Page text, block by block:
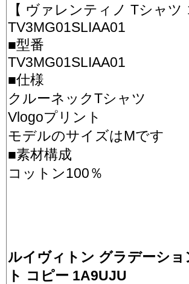
【 ヴァレンティノ Tシャ
TV3MG01SLIAA01
■型番
TV3MG01SLIAA01
■仕様
クルーネックTシャツ
Vlogoプリント
モデルのサイズはMです
■素材構成
コットン100％
ルイヴィトン グラデーシ
ト コピー 1A9UJU